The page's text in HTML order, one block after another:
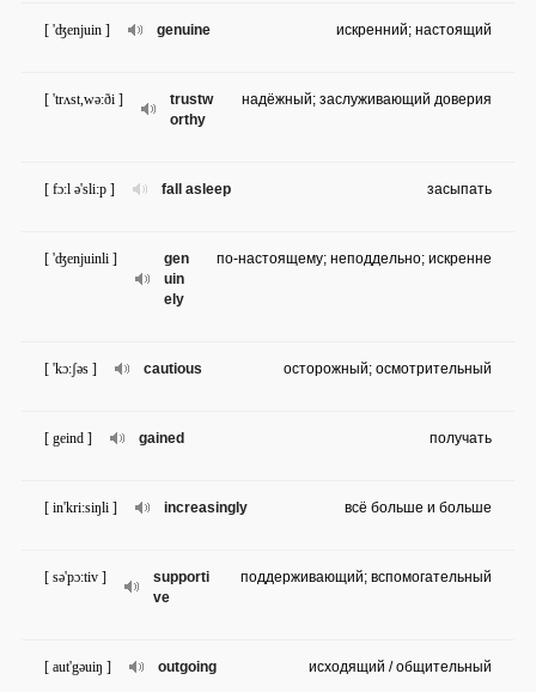
genuine
[ 'ʤenjuin ] искренний; настоящий
trustw
orthy
[ 'trʌst,wə:ði ] надёжный; заслуживающий доверия
fall asleep
[ fɔ:l ə'sli:p ] засыпать
gen
uin
ely
[ 'ʤenjuinli ] по-настоящему; неподдельно; искренне
cautious
[ 'kɔ:ʃəs ] осторожный; осмотрительный
gained
[ geind ] получать
increasingly
[ in'kri:siŋli ] всё больше и больше
supporti
ve
[ sə'pɔ:tiv ] поддерживающий; вспомогательный
outgoing
[ aut'gəuiŋ ] исходящий / общительный